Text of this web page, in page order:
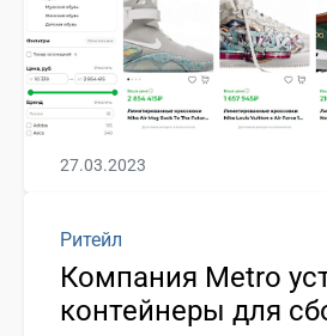
27.03.2023
Ритейл
Компания Metro
контейнеры для